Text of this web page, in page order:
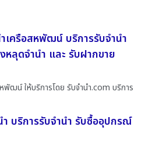
เครือสหพัฒน์ บริการรับจำนำ
ลุดจำนำ และ รับฝากขาย
พัฒน์ ให้บริการโดย รับจํานํา.com บริการ
บริการรับจำนำ รับซื้ออุปกรณ์